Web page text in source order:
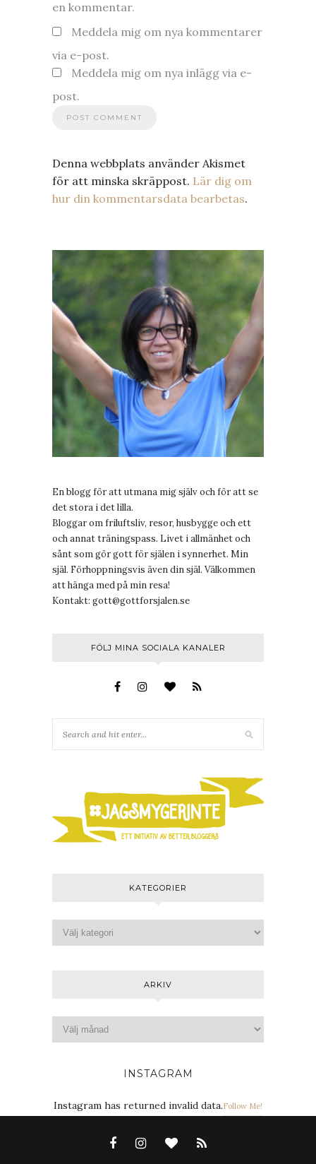
en kommentar.
Meddela mig om nya kommentarer
via e-post.
Meddela mig om nya inlägg via e-
post.
Denna webbplats använder Akismet
för att minska skräppost. Lär dig om
hur din kommentarsdata bearbetas.
En blogg för att utmana mig själv och för att se
det stora i det lilla.
Bloggar om friluftsliv, resor, husbygge och ett
och annat träningspass. Livet i allmänhet och
sånt som gör gott för själen i synnerhet. Min
själ. Förhoppningsvis även din själ. Välkommen
att hänga med på min resa!
Kontakt: gott@gottforsjalen.se
FÖLJ MINA SOCIALA KANALER
KATEGORIER
ARKIV
INSTAGRAM
Instagram has returned invalid data.Follow Me!